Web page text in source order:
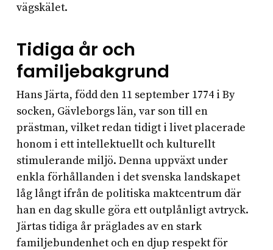
vägskälet.
Tidiga år och
familjebakgrund
Hans Järta, född den 11 september 1774 i By
socken, Gävleborgs län, var son till en
prästman, vilket redan tidigt i livet placerade
honom i ett intellektuellt och kulturellt
stimulerande miljö. Denna uppväxt under
enkla förhållanden i det svenska landskapet
låg långt ifrån de politiska maktcentrum där
han en dag skulle göra ett outplånligt avtryck.
Järtas tidiga år präglades av en stark
familjebundenhet och en djup respekt för